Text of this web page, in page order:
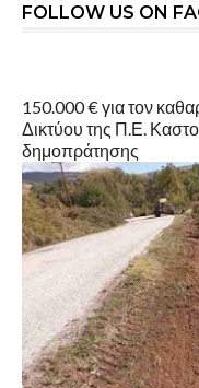
FOLLOW US ON
150.000 € για τον
Δικτύου της Π.Ε.
δημοπράτησης